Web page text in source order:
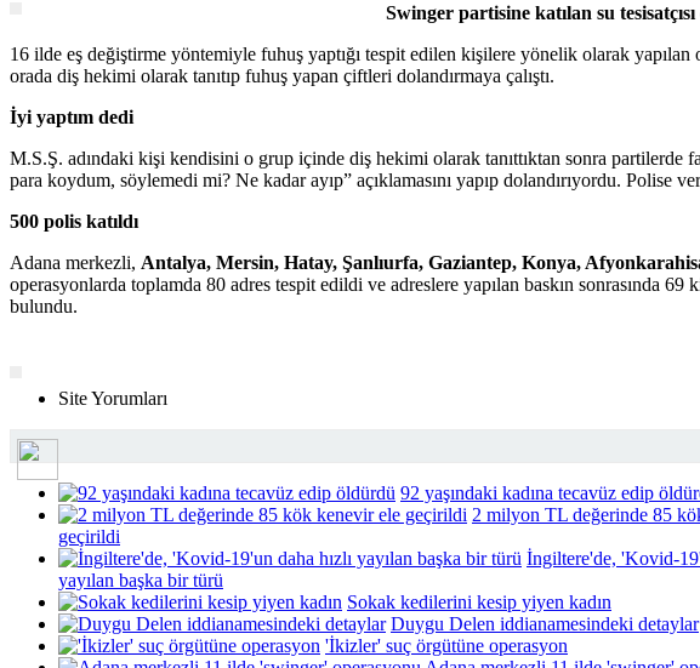
Swinger partisine katılan su
16 ilde eş değiştirme yöntemiyle fuhuş yaptığı tespit edilen kişilere yönelik olarak yapılan
orada diş hekimi olarak tanıtıp fuhuş yapan çiftleri dolandırmaya çalıştı.
İyi yaptım dedi
M.S.Ş. adındaki kişi kendisini o grup içinde diş hekimi olarak tanıttıktan sonra partilerde
para koydum, söylemedi mi? Ne kadar ayıp” açıklamasını yapıp dolandırıyordu.
500 polis katıldı
Adana merkezli, Antalya, Mersin, Hatay, Şanlıurfa, Gaziantep, Konya,
operasyonlarda toplamda 80 adres tespit edildi ve adreslere yapılan baskın sonrasında
bulundu.
Sende Yorumla...
Site Yorumları
92 yaşındaki kadına tecavüz edip
2 milyon TL değerinde 85
geçirildi
İngiltere'de, 'Kovid-
yayılan başka bir türü
Sokak kedilerini kesip yiyen kadın
Duygu Delen iddianamesindeki detaylar
'İkizler' suç örgütüne operasyon